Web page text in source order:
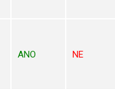
ANO NE